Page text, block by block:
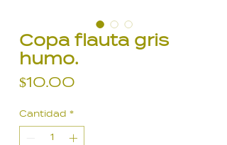
Copa flauta gris
humo.
$10.00
Cantidad *